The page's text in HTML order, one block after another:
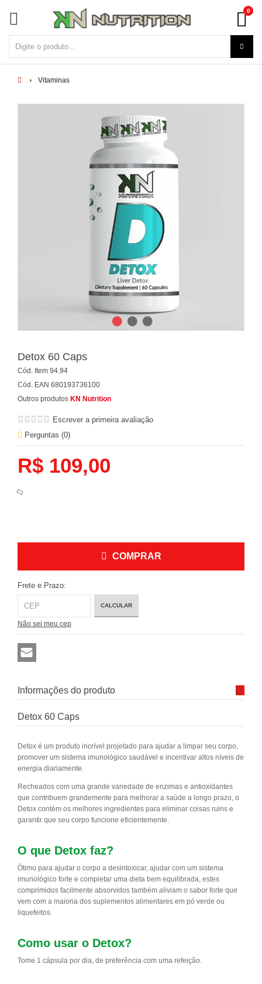
0
Vitaminas
Detox 60 Caps
Cód. Item 94.94
Cód. EAN 680193736100
Outros produtos KN Nutrition
Escrever a primeira avaliação
Perguntas (0)
R$ 109,00
COMPRAR
Frete e Prazo:
CALCULAR
Não sei meu cep
Informações do produto
Detox 60 Caps
Detox é um produto incrível projetado para ajudar a limpar seu corpo,
promover um sistema imunológico saudável e incentivar altos níveis de
energia diariamente.
Recheados com uma grande variedade de enzimas e antioxidantes
que contribuem grandemente para melhorar a saúde a longo prazo, o
Detox contém os melhores ingredientes para eliminar coisas ruins e
garantir que seu corpo funcione eficientemente.
O que Detox faz?
Ótimo para ajudar o corpo a desintoxicar, ajudar com um sistema
imunológico forte e completar uma dieta bem equilibrada, estes
comprimidos facilmente absorvidos também aliviam o sabor forte que
vem com a maioria dos suplementos alimentares em pó verde ou
liquefeitos.
Como usar o Detox?
Tome 1 cápsula por dia, de preferência com uma refeição.